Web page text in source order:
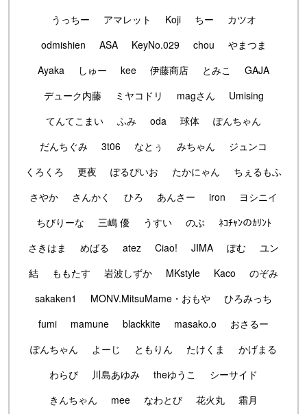
うっちー アマレット Koji ちー
カツオ
odmishien
ASA KeyNo.029 chou
やまつま
Ayaka
しゅー kee 伊藤商店 とみこ
GAJA
デューク内藤
ミヤコドリ magさん
Umising
てんてこまい
ふみ oda 球体
ぽんちゃん
だんちぐみ
3t06 なとぅ みちゃん
ジュンコ
くろくろ
更夜 ぽるぴいお たかにゃん
ちぇるもふ
さやか
さんかく ひろ あんさー iron
ヨシニイ
ちびりーな
三嶋 優 うすい のぶ
ﾈｺﾁｬﾝのｶﾘﾝﾄ
さきはま
めばる atez Ciao! JIMA ぽむ
ユン
結
ももたす 岩波しずか MKstyle Kaco
のぞみ
sakaken1
MONV.MitsuMame・おもや
ひろみっち
fumi
mamune blackkite masako.o
おさるー
ぽんちゃん
よーじ ともりん たけくま
かげまる
わらび
川島あゆみ theゆうこ
シーサイド
きんちゃん
mee なわとび 花火丸
霜月